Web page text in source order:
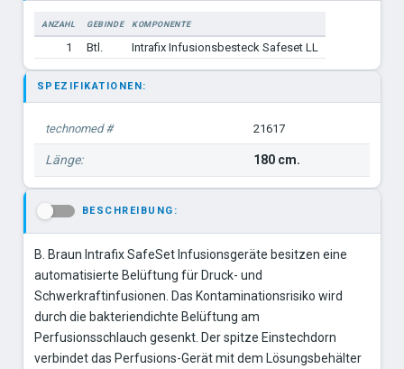
ANZAHL GEBINDE
KOMPONENTE
1
Btl. Intrafix Infusionsbesteck Safeset LL
SPEZIFIKATIONEN:
technomed # 21617
Länge: 180 cm.
BESCHREIBUNG:
B. Braun Intrafix SafeSet Infusionsgeräte besitzen eine
automatisierte Belüftung für Druck- und
Schwerkraftinfusionen. Das Kontaminationsrisiko wird
durch die bakteriendichte Belüftung am
Perfusionsschlauch gesenkt. Der spitze Einstechdorn
verbindet das Perfusions-Gerät mit dem Lösungsbehälter